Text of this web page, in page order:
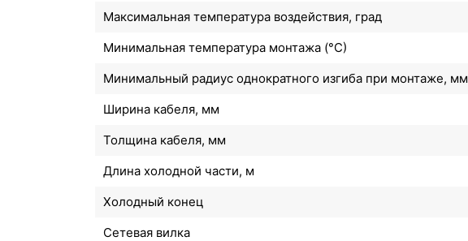
Максимальная температура воздействия, град
Минимальная температура монтажа (°С)
Минимальный радиус однократного изгиба при монтаже, мм
Ширина кабеля, мм
Толщина кабеля, мм
Длина холодной части, м
Холодный конец
Сетевая вилка